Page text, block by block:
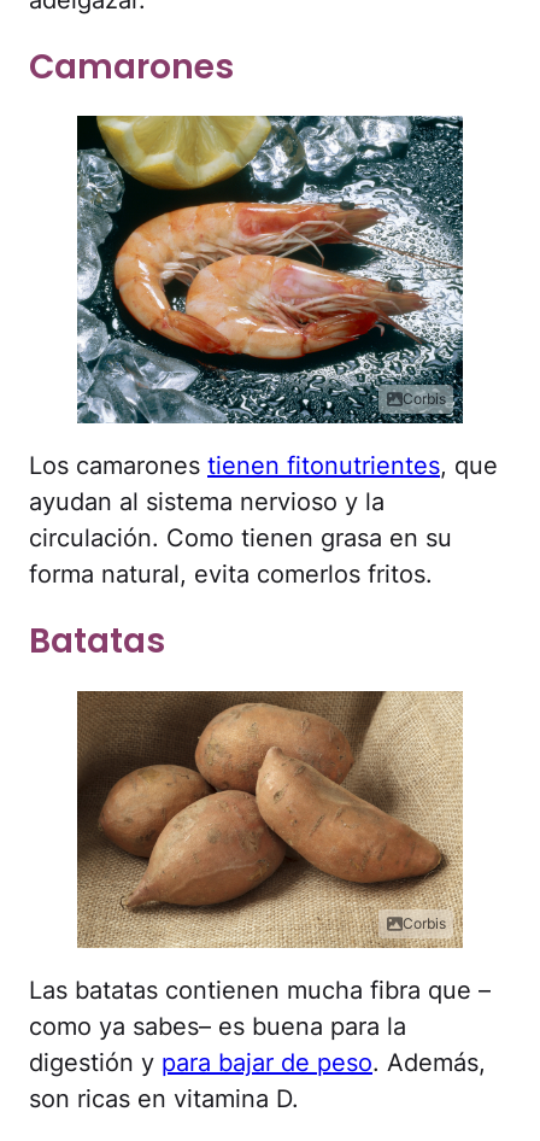
Camarones
Corbis
Los camarones tienen fitonutrientes, que
ayudan al sistema nervioso y la
circulación. Como tienen grasa en su
forma natural, evita comerlos fritos.
Batatas
Corbis
Las batatas contienen mucha fibra que –
como ya sabes– es buena para la
digestión y para bajar de peso. Además,
son ricas en vitamina D.